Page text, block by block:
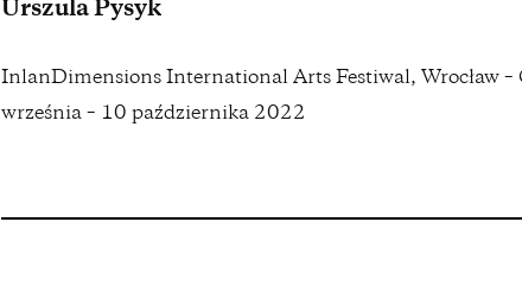
Urszula Pysyk
InlanDimensions International Arts Festiwal, Wrocław –
września – 10 października 2022